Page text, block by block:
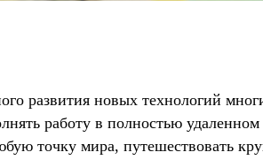
развития новых технологий
работу в полностью
точку мира, путешествовать